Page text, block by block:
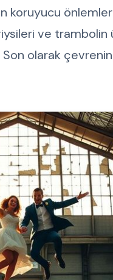
koruyucu önlemler
ve trambolin
Son olarak